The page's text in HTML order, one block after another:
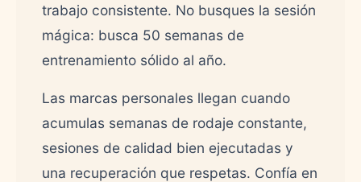
trabajo consistente. No busques la sesión
mágica: busca 50 semanas de
entrenamiento sólido al año.
Las marcas personales llegan cuando
acumulas semanas de rodaje constante,
sesiones de calidad bien ejecutadas y
una recuperación que respetas. Confía en